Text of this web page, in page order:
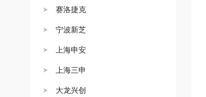
赛洛捷克
宁波新芝
上海申安
上海三申
大龙兴创